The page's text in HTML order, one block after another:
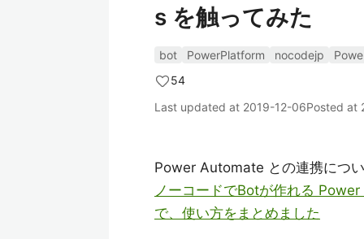
s を触ってみた
bot PowerPlatform nocodejp
54
Last updated at 2019-12-06Posted at
Power Automate との連携につ
ノーコードでBotが作れる
で、使い方をまとめました